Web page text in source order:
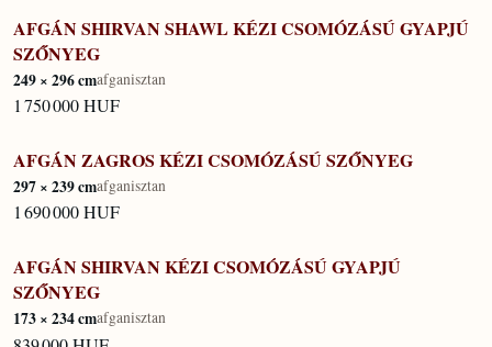
KÉSZLETEN
AFGÁN SHIRVAN SHAWL KÉZI CSOMÓZÁSÚ GYAPJÚ
SZŐNYEG
249 × 296 cmafganisztan
1 750 000 HUF
KÉSZLETEN
AFGÁN ZAGROS KÉZI CSOMÓZÁSÚ SZŐNYEG
297 × 239 cmafganisztan
1 690 000 HUF
KÉSZLETEN
AFGÁN SHIRVAN KÉZI CSOMÓZÁSÚ GYAPJÚ
SZŐNYEG
173 × 234 cmafganisztan